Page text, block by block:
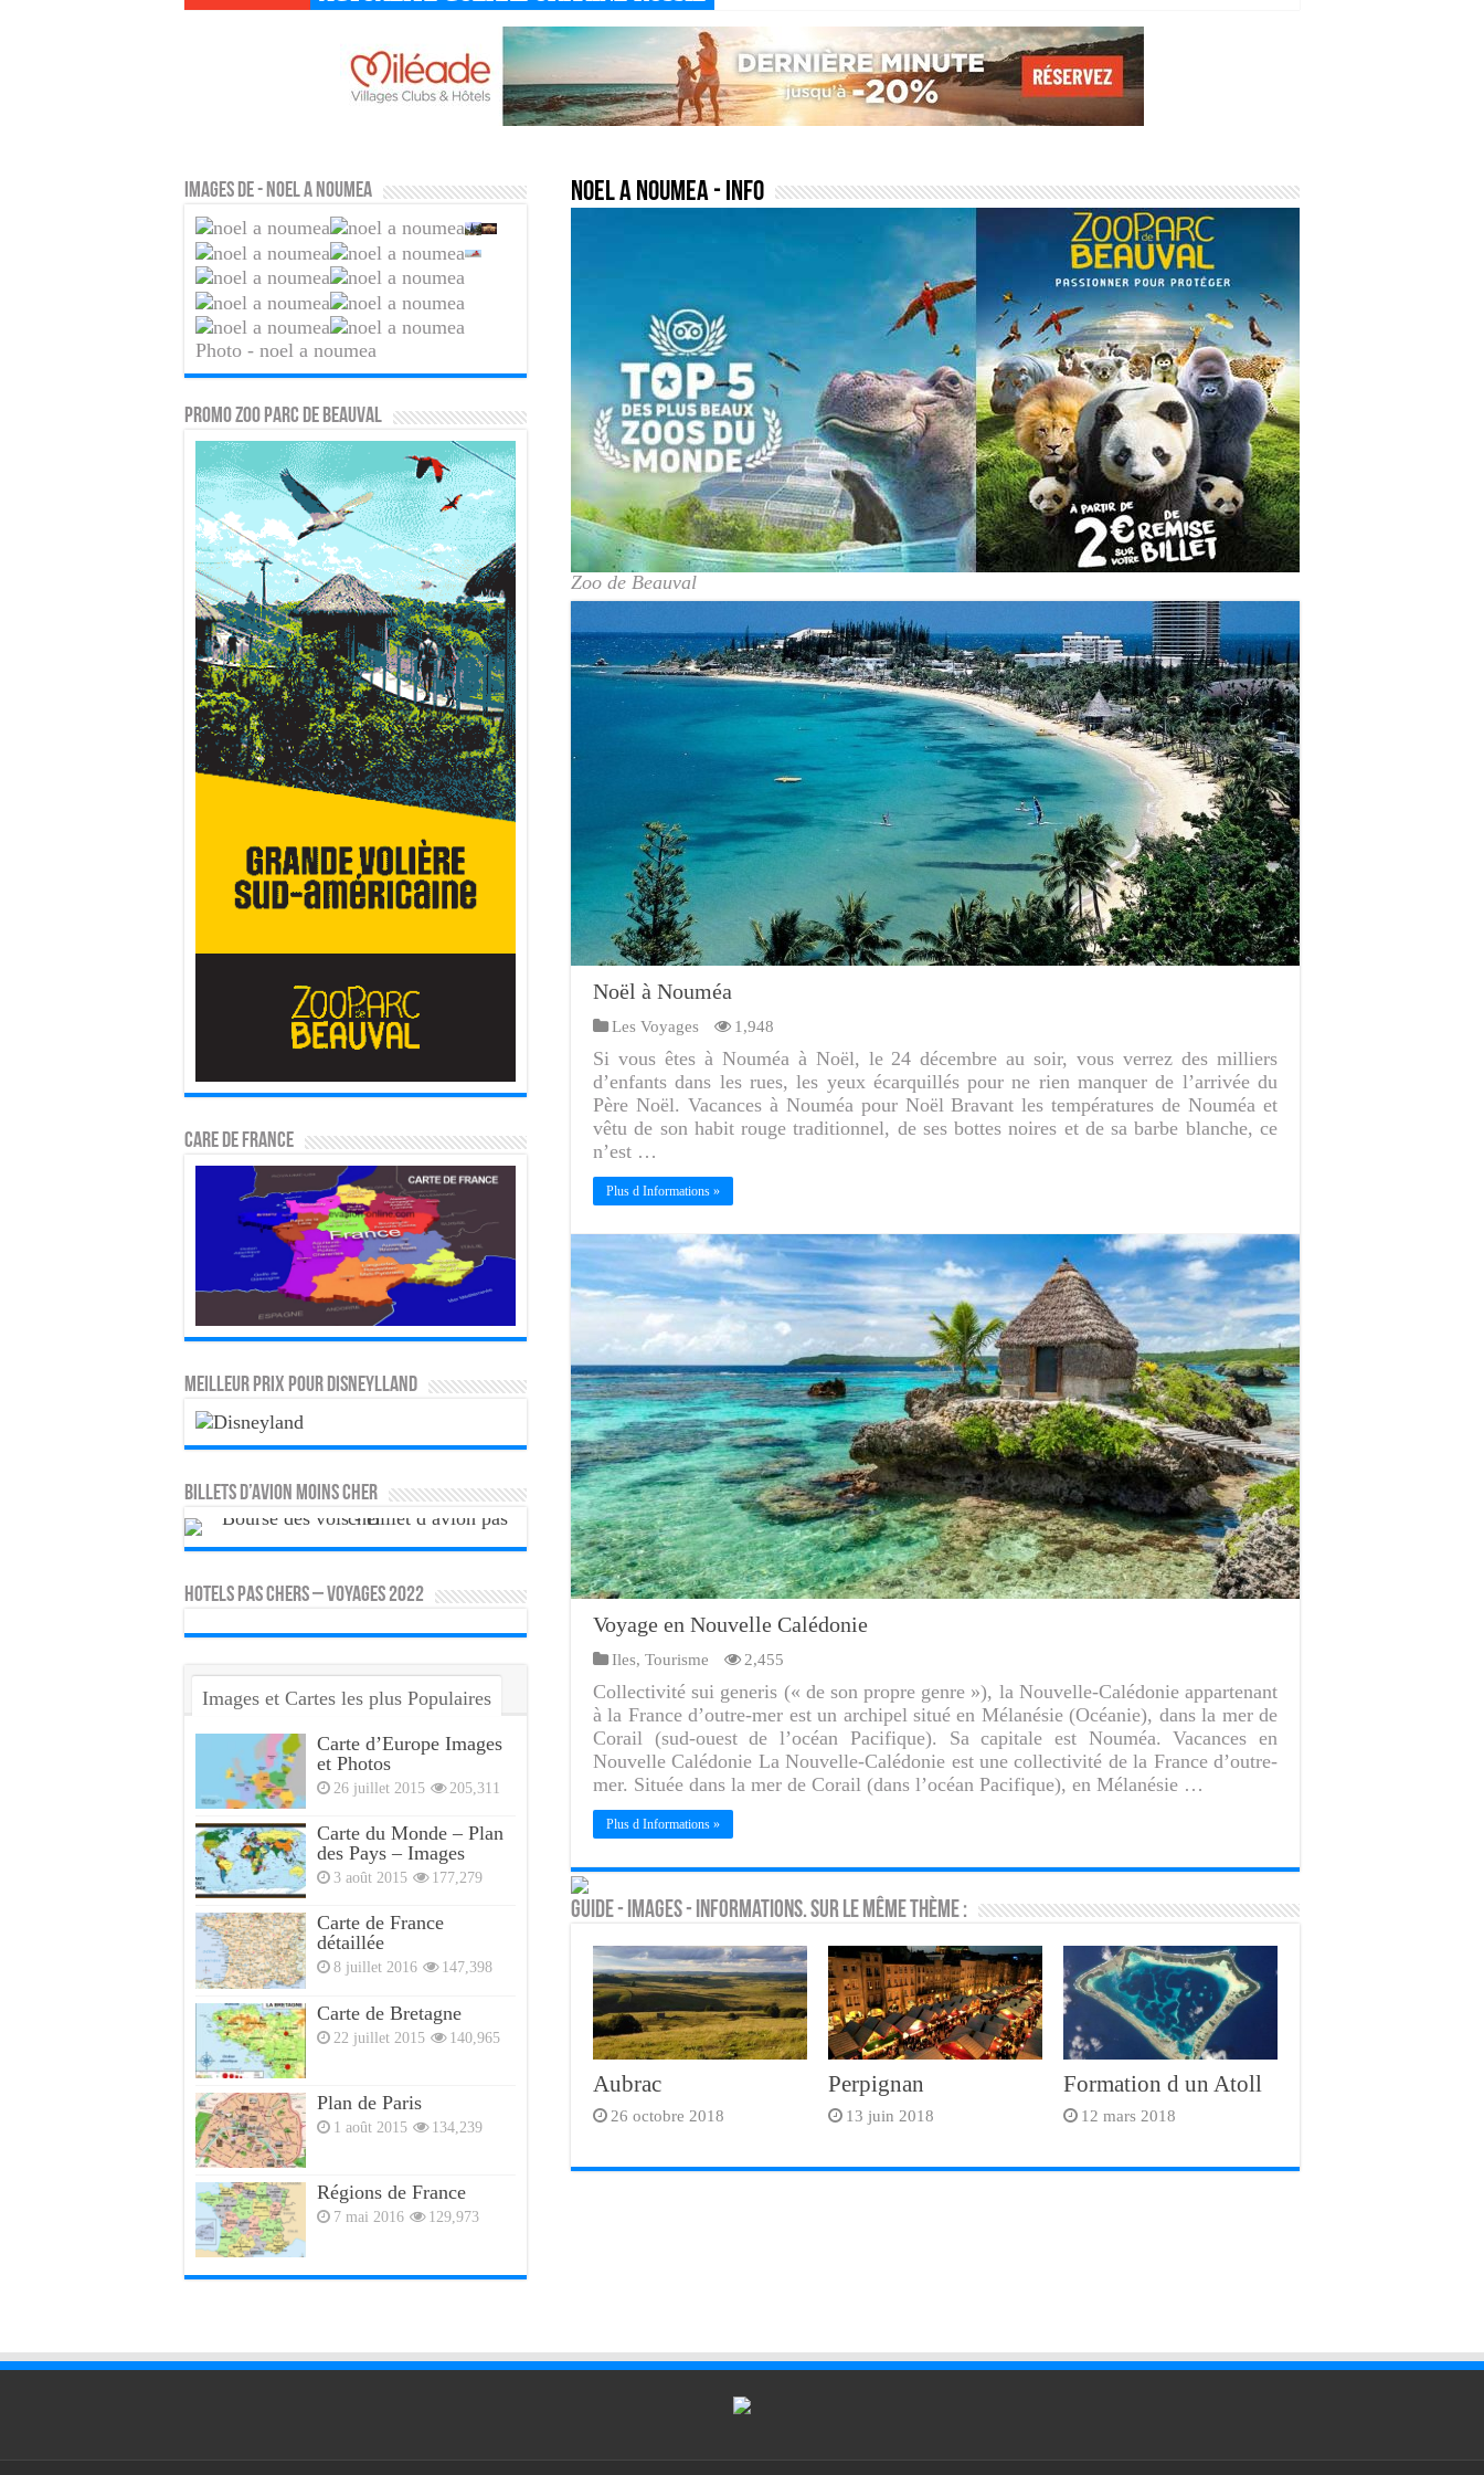
noel a noumea- Info
Zoo de Beauval
Noël à Nouméa
Les Voyages 1,948
Si vous êtes à Nouméa à Noël, le 24 décembre au soir, vous verrez des milliers
d’enfants dans les rues, les yeux écarquillés pour ne rien manquer de l’arrivée du
Père Noël. Vacances à Nouméa pour Noël Bravant les températures de Nouméa et
vêtu de son habit rouge traditionnel, de ses bottes noires et de sa barbe blanche, ce
n’est …
Plus d Informations »
Voyage en Nouvelle Calédonie
Iles, Tourisme 2,455
Collectivité sui generis (« de son propre genre »), la Nouvelle-Calédonie appartenant
à la France d’outre-mer est un archipel situé en Mélanésie (Océanie), dans la mer de
Corail (sud-ouest de l’océan Pacifique). Sa capitale est Nouméa. Vacances en
Nouvelle Calédonie La Nouvelle-Calédonie est une collectivité de la France d’outre-
mer. Située dans la mer de Corail (dans l’océan Pacifique), en Mélanésie …
Plus d Informations »
Guide - Images - Informations. Sur le même thème :
Aubrac
26 octobre 2018
Perpignan
13 juin 2018
Formation d un Atoll
12 mars 2018
Images de - noel a noumea
Photo - noel a noumea
PROMO ZOO PARC DE BEAUVAL
CARE DE FRANCE
MEILLEUR PRIX POUR DISNEYLLAND
Billets d’avion moins cher
HOTELS PAS CHERS – VOYAGES 2022
Images et Cartes les plus Populaires
Carte d’Europe Images
et Photos
26 juillet 2015 205,311
Carte du Monde – Plan
des Pays – Images
3 août 2015 177,279
Carte de France
détaillée
8 juillet 2016 147,398
Carte de Bretagne
22 juillet 2015 140,965
Plan de Paris
1 août 2015 134,239
Régions de France
7 mai 2016 129,973